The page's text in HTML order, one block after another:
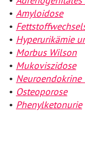
Amyloidose
Hyperurikämie
Morbus Wilson
Mukoviszidose
Neuroendokrine
Osteoporose
Phenylketonurie